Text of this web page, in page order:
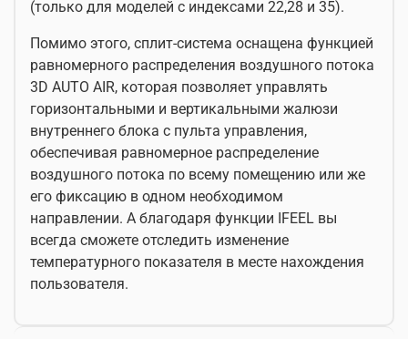
(только для моделей с индексами 22,28 и 35).
Помимо этого, сплит-система оснащена функцией
равномерного распределения воздушного потока
3D AUTO AIR, которая позволяет управлять
горизонтальными и вертикальными жалюзи
внутреннего блока с пульта управления,
обеспечивая равномерное распределение
воздушного потока по всему помещению или же
его фиксацию в одном необходимом
направлении. А благодаря функции IFEEL вы
всегда сможете отследить изменение
температурного показателя в месте нахождения
пользователя.